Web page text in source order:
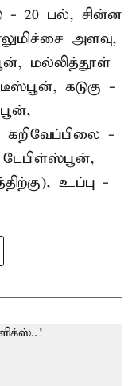
- 20 பல், சின்ன
அளவு,
மல்லித்தூள்
கடுகு -
-
உப்பு -